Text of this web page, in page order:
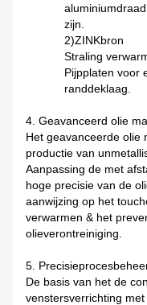
zijn.
2)ZINKbron
Straling
Pijpplaten voor
randdeklaag.
4. Geavanceerd olie
Het geavanceerde olie
productie van
Aanpassing de met
hoge precisie van de
aanwijzing op het
verwarmen & het
olieverontreiniging.
5.
De basis van het de
venstersverrichting